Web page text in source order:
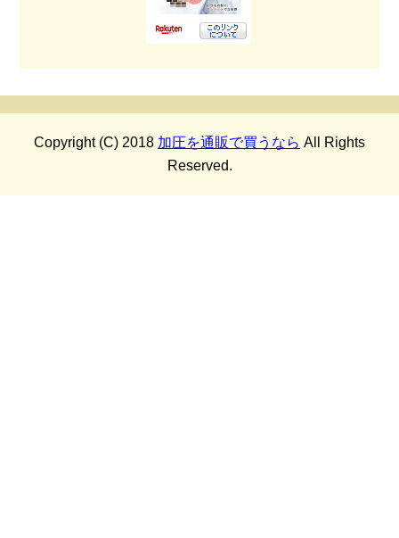
Copyright (C) 2018 加圧を通販で買うなら All Rights
Reserved.